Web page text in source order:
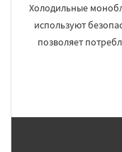
Монино Нахабино
Обухово
Решетниково
Холодильные
используют
позволяет
Даю